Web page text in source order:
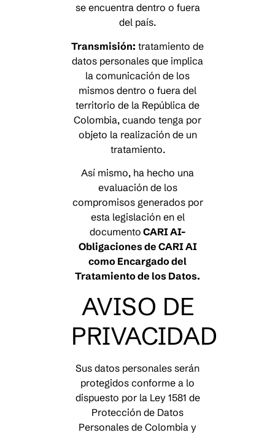
se encuentra dentro o fuera
del país.
Transmisión: tratamiento de
datos personales que implica
la comunicación de los
mismos dentro o fuera del
territorio de la República de
Colombia, cuando tenga por
objeto la realización de un
tratamiento.
Así mismo, ha hecho una
evaluación de los
compromisos generados por
esta legislación en el
documento CARI AI-
Obligaciones de CARI AI
como Encargado del
Tratamiento de los Datos.
AVISO DE
PRIVACIDAD
Sus datos personales serán
protegidos conforme a lo
dispuesto por la Ley 1581 de
Protección de Datos
Personales de Colombia y